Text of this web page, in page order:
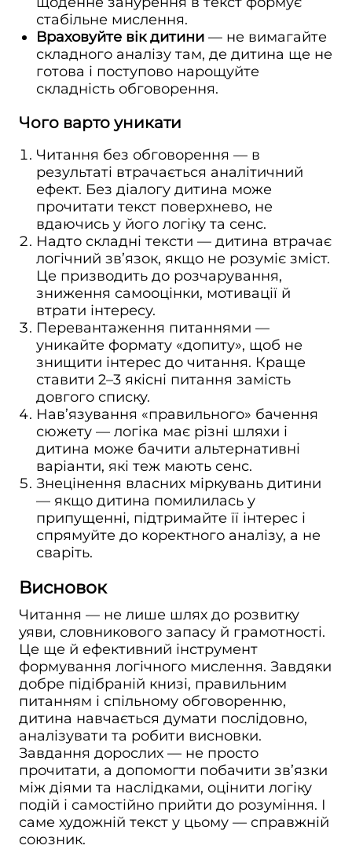
стабільне мислення.
Враховуйте вік дитини — не вимагайте
складного аналізу там, де дитина ще не
готова і поступово нарощуйте
складність обговорення.
Чого варто уникати
Читання без обговорення — в
результаті втрачається аналітичний
ефект. Без діалогу дитина може
прочитати текст поверхнево, не
вдаючись у його логіку та сенс.
Надто складні тексти — дитина втрачає
логічний зв’язок, якщо не розуміє зміст.
Це призводить до розчарування,
зниження самооцінки, мотивації й
втрати інтересу.
Перевантаження питаннями —
уникайте формату «допиту», щоб не
знищити інтерес до читання. Краще
ставити 2–3 якісні питання замість
довгого списку.
Нав’язування «правильного» бачення
сюжету — логіка має різні шляхи і
дитина може бачити альтернативні
варіанти, які теж мають сенс.
Знецінення власних міркувань дитини
— якщо дитина помилилась у
припущенні, підтримайте її інтерес і
спрямуйте до коректного аналізу, а не
сваріть.
Висновок
Читання — не лише шлях до розвитку
уяви, словникового запасу й грамотності.
Це ще й ефективний інструмент
формування логічного мислення. Завдяки
добре підібраній книзі, правильним
питанням і спільному обговоренню,
дитина навчається думати послідовно,
аналізувати та робити висновки.
Завдання дорослих — не просто
прочитати, а допомогти побачити зв’язки
між діями та наслідками, оцінити логіку
подій і самостійно прийти до розуміння. І
саме художній текст у цьому — справжній
союзник.